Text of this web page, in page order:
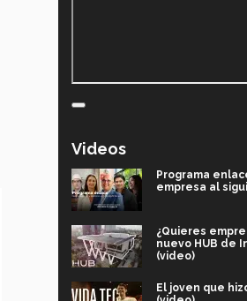
Videos
Programa
empresa al
¿Quieres
nuevo HUB de
(video)
El joven que